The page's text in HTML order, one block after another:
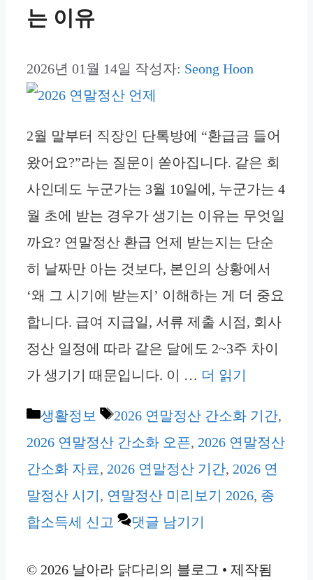
는 이유
2026년 01월 14일 작성자: Seong Hoon
2월 말부터 직장인 단톡방에 “환급금 들어
왔어요?”라는 질문이 쏟아집니다. 같은 회
사인데도 누군가는 3월 10일에, 누군가는 4
월 초에 받는 경우가 생기는 이유는 무엇일
까요? 연말정산 환급 언제 받는지는 단순
히 날짜만 아는 것보다, 본인의 상황에서
‘왜 그 시기에 받는지’ 이해하는 게 더 중요
합니다. 급여 지급일, 서류 제출 시점, 회사
정산 일정에 따라 같은 달에도 2~3주 차이
가 생기기 때문입니다. 이 … 더 읽기
카
테
고
리
생활정보
태
그
2026 연말정산 간소화 기간,
2026 연말정산 간소화 오픈, 2026 연말정산
간소화 자료, 2026 연말정산 기간, 2026 연
말정산 시기 , 연말정산 미리보기 2026, 종
합소득세 신고
댓글 남기기
© 2026 날아라 닭다리의 블로그 • 제작됨